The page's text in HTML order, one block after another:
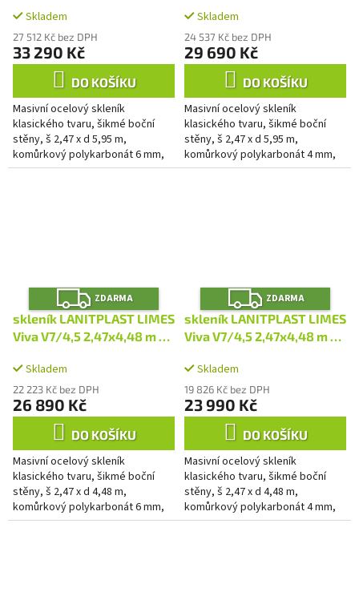
Skladem
27 512 Kč bez DPH
33 290 Kč
DO KOŠÍKU
Masivní ocelový skleník
klasického tvaru, šikmé boční
stěny, š 2,47 x d 5,95 m,
komůrkový polykarbonát 6 mm,
3x střešní okno, plocha 14,70 m2.
Skladem
24 537 Kč bez DPH
29 690 Kč
DO KOŠÍKU
Masivní ocelový skleník
klasického tvaru, šikmé boční
stěny, š 2,47 x d 5,95 m,
komůrkový polykarbonát 4 mm,
3x střešní okno, plocha 14,70 m2.
Z
D
A
R
M
A
ZDARMA
skleník LANITPLAST LIMES
Viva V7/4,5 2,47x4,48 m PC
Skladem
22 223 Kč bez DPH
26 890 Kč
DO KOŠÍKU
Masivní ocelový skleník
klasického tvaru, šikmé boční
stěny, š 2,47 x d 4,48 m,
komůrkový polykarbonát 6 mm,
2x střešní okno, plocha 11,07 m2.
Z
D
A
R
M
A
ZDARMA
skleník LANITPLAST LIMES
Viva V7/4,5 2,47x4,48 m PC
Skladem
19 826 Kč bez DPH
23 990 Kč
DO KOŠÍKU
Masivní ocelový skleník
klasického tvaru, šikmé boční
stěny, š 2,47 x d 4,48 m,
komůrkový polykarbonát 4 mm,
2x střešní okno, plocha 11,07 m2.